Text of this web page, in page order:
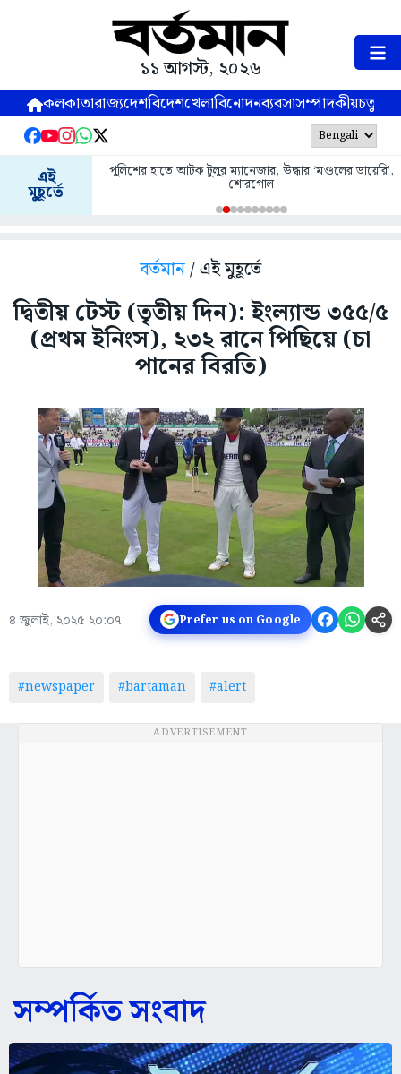
১১ আগস্ট, ২০২৬
কলকাতারাজ্যদেশবিদেশখেলাবিনোদনব্যবসাসম্পাদকীয়
এই
মুহূর্তে
পুলিশের হাতে আটক টুলুর ম্যানেজার, উদ্ধার ‘মণ্ডলের ডায়েরি’,
শোরগোল
বর্তমান/ এই মুহূর্তে
দ্বিতীয় টেস্ট (তৃতীয় দিন): ইংল্যান্ড ৩৫৫/৫
(প্রথম ইনিংস), ২৩২ রানে পিছিয়ে (চা
পানের বিরতি)
৪ জুলাই, ২০২৫ ২০:০৭ Prefer us on Google
#newspaper #bartaman #alert
ADVERTISEMENT
সম্পর্কিত সংবাদ